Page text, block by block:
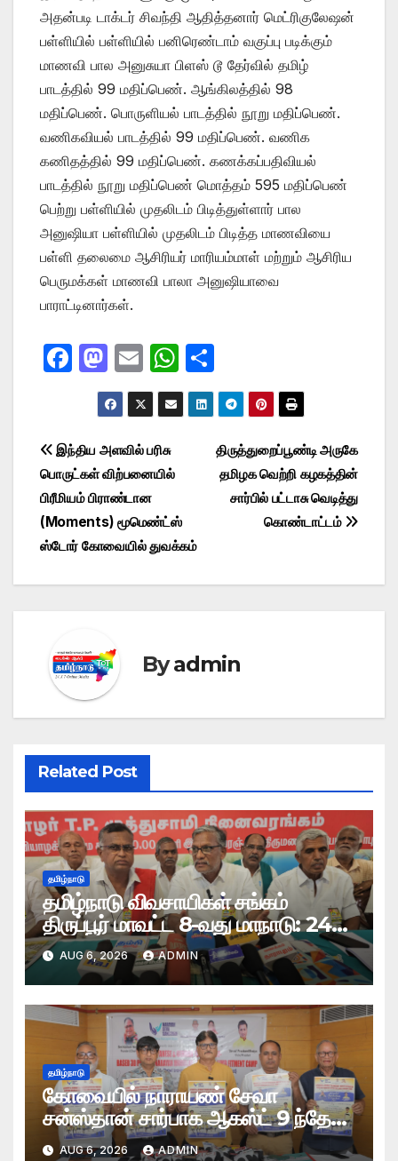
அதன்படி டாக்டர் சிவந்தி ஆதித்தனார் மெட்ரிகுலேஷன்
பள்ளியில் பள்ளியில் பனிரெண்டாம் வகுப்பு படிக்கும்
மாணவி பால அனுசுயா பிளஸ் டூ தேர்வில் தமிழ்
பாடத்தில் 99 மதிப்பெண். ஆங்கிலத்தில் 98
மதிப்பெண். பொருளியல் பாடத்தில் நூறு மதிப்பெண்.
வணிகவியல் பாடத்தில் 99 மதிப்பெண். வணிக
கணிதத்தில் 99 மதிப்பெண். கணக்கப்பதிவியல்
பாடத்தில் நூறு மதிப்பெண் மொத்தம் 595 மதிப்பெண்
பெற்று பள்ளியில் முதலிடம் பிடித்துள்ளார் பால
அனுஷியா பள்ளியில் முதலிடம் பிடித்த மாணவியை
பள்ளி தலைமை ஆசிரியர் மாரியம்மாள் மற்றும் ஆசிரிய
பெருமக்கள் மாணவி பாலா அனுஷியாவை
பாராட்டினார்கள்.
F
e
b
o
o
k
M
a
st
o
d
o
n
E
m
ail
W
h
at
p
h
ar
e
Post
navigation
திருத்துறைப்பூண்டி அருகே
தமிழக வெற்றி கழகத்தின்
சார்பில் பட்டாசு வெடித்து
கொண்டாட்டம்
இந்திய அளவில் பரிசு
பொருட்கள் விற்பனையில்
பிரீமியம் பிராண்டான
(Moments) மூமெண்ட்ஸ்
ஸ்டோர் கோவையில் துவக்கம்
Byadmin
Related Post
தமிழ்நாடு
தமிழ்நாடு விவசாயிகள் சங்கம்
திருப்பூர் மாவட்ட 8-வது மாநாடு: 24
தீர்மானங்கள் நிறைவேற்றம்
AUG 6, 2026 ADMIN
தமிழ்நாடு
கோவையில் நாராயண் சேவா
சன்ஸ்தான் சார்பாக ஆகஸ்ட் 9 ந்தேதி
மாபெரும் இலவச செயற்கை மூட்டு
AUG 6, 2026 ADMIN